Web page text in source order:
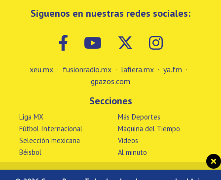
Síguenos en nuestras redes sociales:
xeu.mx · fusionradio.mx · lafiera.mx · ya.fm ·
gpazos.com
Secciones
Liga MX
Fútbol Internacional
Selección mexicana
Béisbol
Más Deportes
Máquina del Tiempo
Videos
Al minuto